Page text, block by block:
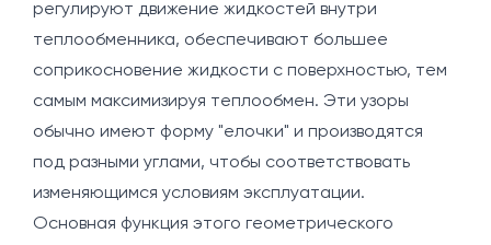
регулируют движение жидкостей внутри
теплообменника, обеспечивают большее
соприкосновение жидкости с поверхностью, тем
самым максимизируя теплообмен. Эти узоры
обычно имеют форму "елочки" и производятся
под разными углами, чтобы соответствовать
изменяющимся условиям эксплуатации.
Основная функция этого геометрического